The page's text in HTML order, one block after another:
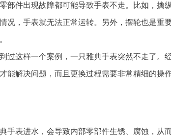
部件出现故障都可能导致手表不走。比如，擒
况，手表就无法正常运转。另外，摆轮也是重
过这样一个案例，一只雅典手表突然不走了。
能解决问题，而且更换过程需要非常精细的操
手表进水，会导致内部零部件生锈、腐蚀，从